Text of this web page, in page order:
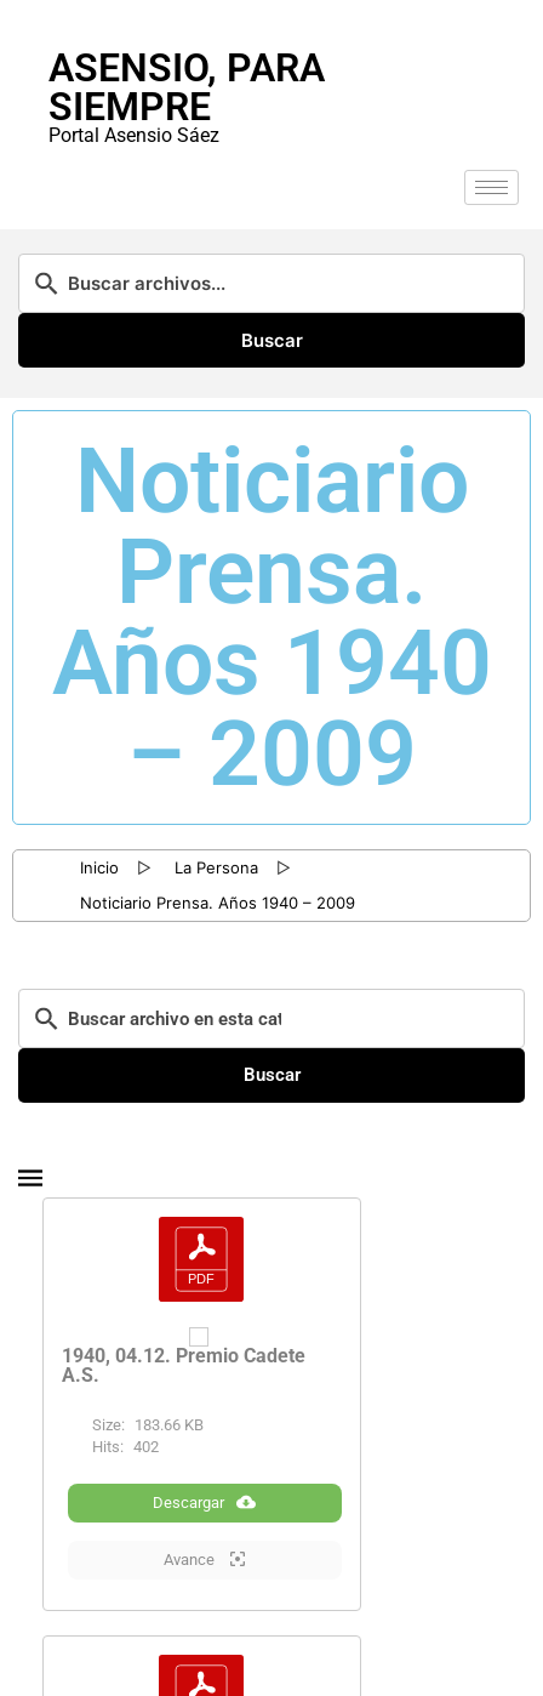
ASENSIO, PARA
SIEMPRE
Portal Asensio Sáez
Buscar
Noticiario
Prensa.
Años 1940
– 2009
Inicio ▷ La Persona
▷
Noticiario Prensa. Años 1940 – 2009
Buscar
1940, 04.12. Premio Cadete
A.S.
Size:
183.66 KB
Hits: 402
Descargar
Avance